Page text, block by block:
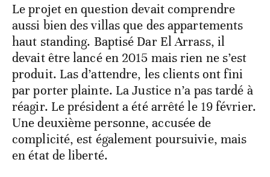
Le projet en question devait comprendre
aussi bien des villas que des appartements
haut standing. Baptisé Dar El Arrass, il
devait être lancé en 2015 mais rien ne s’est
produit. Las d’attendre, les clients ont fini
par porter plainte. La Justice n’a pas tardé à
réagir. Le président a été arrêté le 19 février.
Une deuxième personne, accusée de
complicité, est également poursuivie, mais
en état de liberté.